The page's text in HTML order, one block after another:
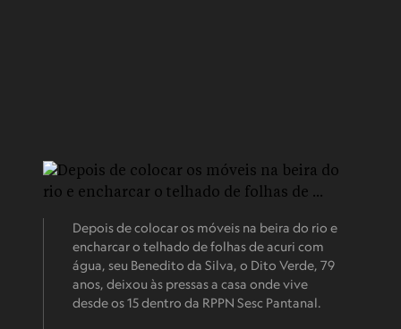
Depois de colocar os móveis na beira do rio e
encharcar o telhado de folhas de acuri com
água, seu Benedito da Silva, o Dito Verde, 79
anos, deixou às pressas a casa onde vive
desde os 15 dentro da RPPN Sesc Pantanal.